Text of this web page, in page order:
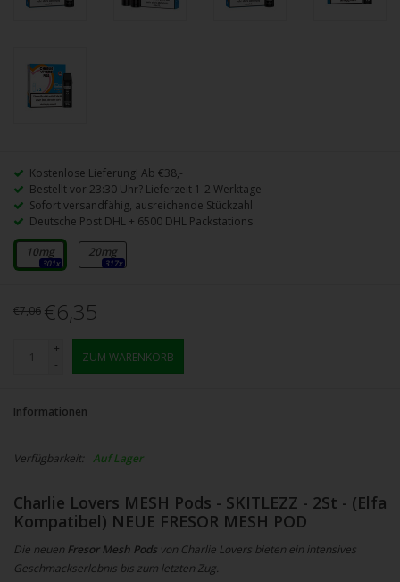
Kostenlose Lieferung! Ab €38,-
Bestellt vor 23:30 Uhr? Lieferzeit 1-2 Werktage
Sofort versandfähig, ausreichende Stückzahl
Deutsche Post DHL + 6500 DHL Packstations
10mg
301x
20mg
317x
€7,06 €6,35
+
-
ZUM WARENKORB
Informationen
Verfügbarkeit: Auf Lager
Charlie Lovers MESH Pods - SKITLEZZ - 2St - (Elfa
Kompatibel) NEUE FRESOR MESH POD
Die neuen Fresor Mesh Pods von Charlie Lovers bieten ein intensives
Geschmackserlebnis bis zum letzten Zug.